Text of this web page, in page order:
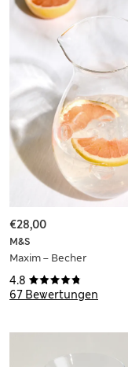
4.8
67 Bewertungen
M&S
Maxim – Becher
€28,00